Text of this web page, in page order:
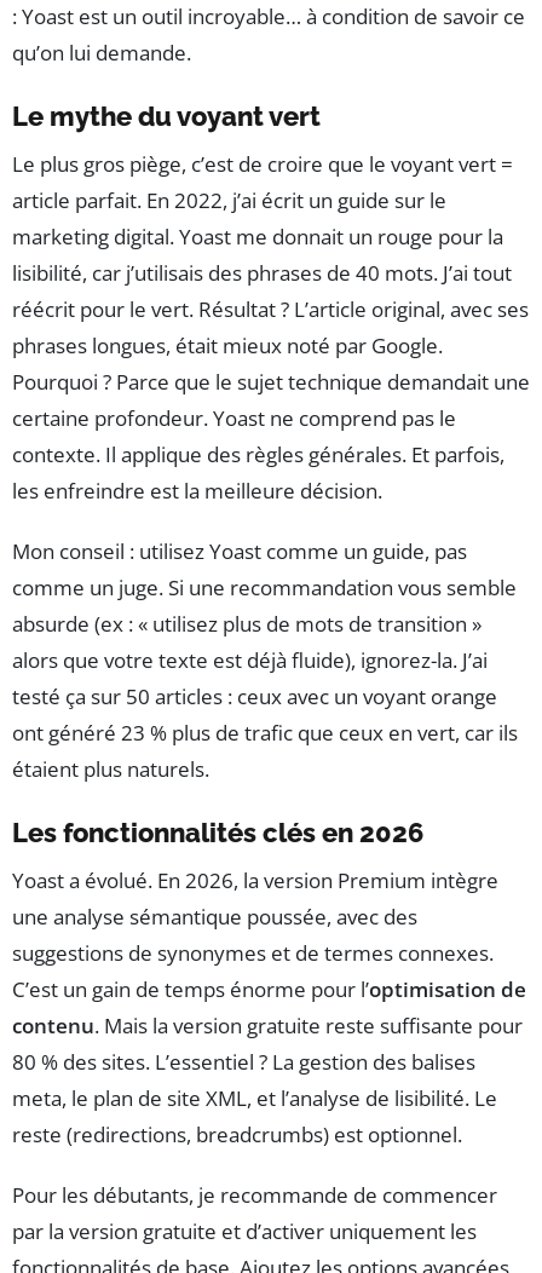
: Yoast est un outil incroyable… à condition de savoir ce
qu’on lui demande.
Le mythe du voyant vert
Le plus gros piège, c’est de croire que le voyant vert =
article parfait. En 2022, j’ai écrit un guide sur le
marketing digital. Yoast me donnait un rouge pour la
lisibilité, car j’utilisais des phrases de 40 mots. J’ai tout
réécrit pour le vert. Résultat ? L’article original, avec ses
phrases longues, était mieux noté par Google.
Pourquoi ? Parce que le sujet technique demandait une
certaine profondeur. Yoast ne comprend pas le
contexte. Il applique des règles générales. Et parfois,
les enfreindre est la meilleure décision.
Mon conseil : utilisez Yoast comme un guide, pas
comme un juge. Si une recommandation vous semble
absurde (ex : « utilisez plus de mots de transition »
alors que votre texte est déjà fluide), ignorez-la. J’ai
testé ça sur 50 articles : ceux avec un voyant orange
ont généré 23 % plus de trafic que ceux en vert, car ils
étaient plus naturels.
Les fonctionnalités clés en 2026
Yoast a évolué. En 2026, la version Premium intègre
une analyse sémantique poussée, avec des
suggestions de synonymes et de termes connexes.
C’est un gain de temps énorme pour l’optimisation de
contenu. Mais la version gratuite reste suffisante pour
80 % des sites. L’essentiel ? La gestion des balises
meta, le plan de site XML, et l’analyse de lisibilité. Le
reste (redirections, breadcrumbs) est optionnel.
Pour les débutants, je recommande de commencer
par la version gratuite et d’activer uniquement les